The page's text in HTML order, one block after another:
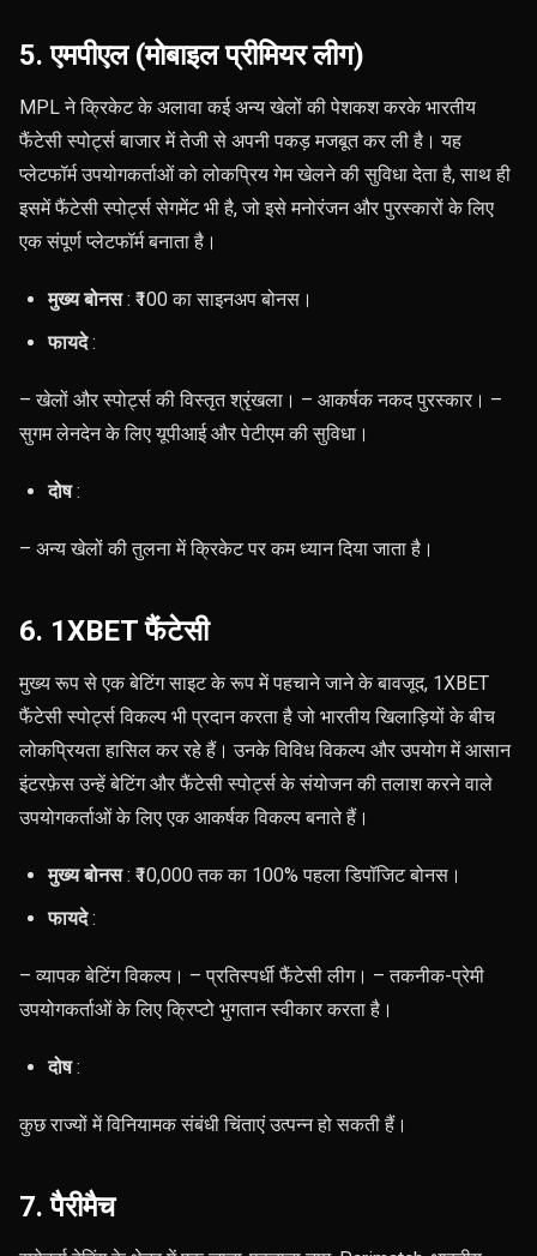
5. एमपीएल (मोबाइल प्रीमियर लीग)
MPL ने क्रिकेट के अलावा कई अन्य खेलों की पेशकश करके भारतीय
फैंटेसी स्पोर्ट्स बाजार में तेजी से अपनी पकड़ मजबूत कर ली है। यह
प्लेटफॉर्म उपयोगकर्ताओं को लोकप्रिय गेम खेलने की सुविधा देता है, साथ ही
इसमें फैंटेसी स्पोर्ट्स सेगमेंट भी है, जो इसे मनोरंजन और पुरस्कारों के लिए
एक संपूर्ण प्लेटफॉर्म बनाता है।
मुख्य बोनस: ₹100 का साइनअप बोनस।
फायदे:
– खेलों और स्पोर्ट्स की विस्तृत श्रृंखला। – आकर्षक नकद पुरस्कार। –
सुगम लेनदेन के लिए यूपीआई और पेटीएम की सुविधा।
दोष:
– अन्य खेलों की तुलना में क्रिकेट पर कम ध्यान दिया जाता है।
6. 1XBET फैंटेसी
मुख्य रूप से एक बेटिंग साइट के रूप में पहचाने जाने के बावजूद, 1XBET
फैंटेसी स्पोर्ट्स विकल्प भी प्रदान करता है जो भारतीय खिलाड़ियों के बीच
लोकप्रियता हासिल कर रहे हैं। उनके विविध विकल्प और उपयोग में आसान
इंटरफ़ेस उन्हें बेटिंग और फैंटेसी स्पोर्ट्स के संयोजन की तलाश करने वाले
उपयोगकर्ताओं के लिए एक आकर्षक विकल्प बनाते हैं।
मुख्य बोनस: ₹10,000 तक का 100% पहला डिपॉजिट बोनस।
फायदे:
– व्यापक बेटिंग विकल्प। – प्रतिस्पर्धी फैंटेसी लीग। – तकनीक-प्रेमी
उपयोगकर्ताओं के लिए क्रिप्टो भुगतान स्वीकार करता है।
दोष:
कुछ राज्यों में विनियामक संबंधी चिंताएं उत्पन्न हो सकती हैं।
7. पैरीमैच